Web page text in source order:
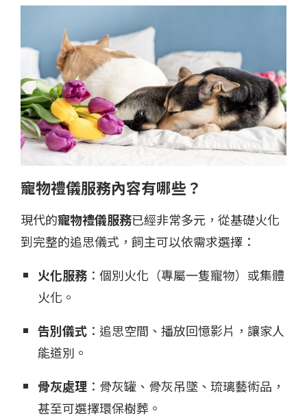
寵物禮儀服務內容有哪些？
現代的寵物禮儀服務已經非常多元，從基礎火化
到完整的追思儀式，飼主可以依需求選擇：
火化服務 ：個別火化（專屬一隻寵物）或集體
火化。
告別儀式 ：追思空間、播放回憶影片，讓家人
能道別。
骨灰處理 ：骨灰罐、骨灰吊墜、琉璃藝術品，
甚至可選擇環保樹葬。